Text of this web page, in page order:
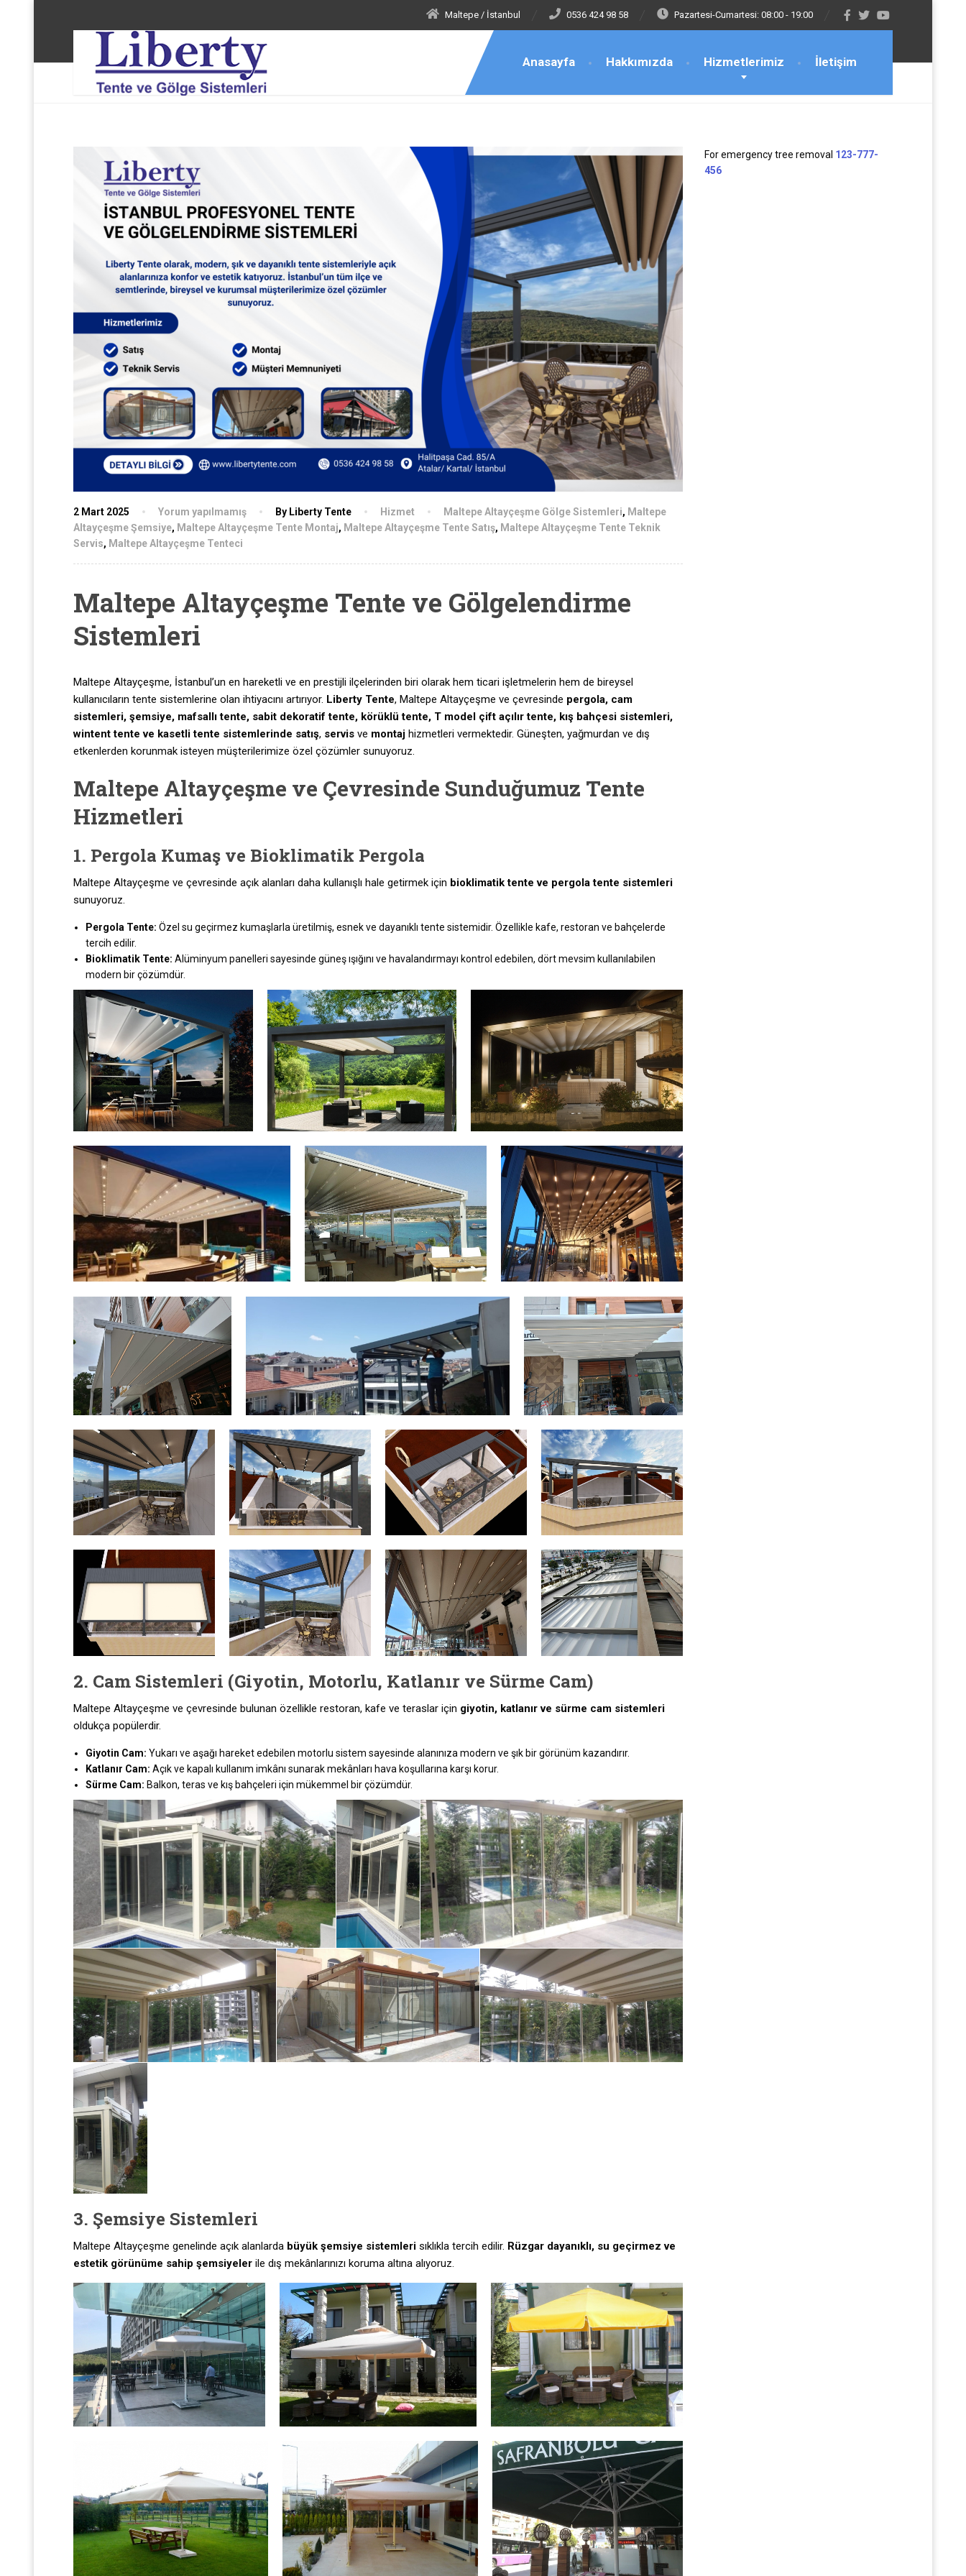
Maltepe / İstanbul 0536 424 98 58 Pazartesi-Cumartesi: 08:00 - 19:00
Anasayfa Hakkımızda Hizmetlerimiz İletişim
Liberty Tente ve Gölge Sistemleri Hizmet Maltepe Altayçeşme Tente ve Gölgelendirme Sistemleri
2 Mart 2025 Yorum yapılmamış By Liberty Tente Hizmet Maltepe Altayçeşme Gölge Sistemleri, Maltepe
Altayçeşme Şemsiye, Maltepe Altayçeşme Tente Montaj, Maltepe Altayçeşme Tente Satış, Maltepe Altayçeşme Tente Teknik
Servis, Maltepe Altayçeşme Tenteci
Maltepe Altayçeşme Tente ve Gölgelendirme
Sistemleri
Maltepe Altayçeşme, İstanbul’un en hareketli ve en prestijli ilçelerinden biri olarak hem ticari işletmelerin hem de bireysel
kullanıcıların tente sistemlerine olan ihtiyacını artırıyor. Liberty Tente, Maltepe Altayçeşme ve çevresinde pergola, cam
sistemleri, şemsiye, mafsallı tente, sabit dekoratif tente, körüklü tente, T model çift açılır tente, kış bahçesi sistemleri,
wintent tente ve kasetli tente sistemlerinde satış, servis ve montaj hizmetleri vermektedir. Güneşten, yağmurdan ve dış
etkenlerden korunmak isteyen müşterilerimize özel çözümler sunuyoruz.
Maltepe Altayçeşme ve Çevresinde Sunduğumuz Tente
Hizmetleri
1. Pergola Kumaş ve Bioklimatik Pergola
Maltepe Altayçeşme ve çevresinde açık alanları daha kullanışlı hale getirmek için bioklimatik tente ve pergola tente sistemleri
sunuyoruz.
Pergola Tente: Özel su geçirmez kumaşlarla üretilmiş, esnek ve dayanıklı tente sistemidir. Özellikle kafe, restoran ve bahçelerde
tercih edilir.
Bioklimatik Tente: Alüminyum panelleri sayesinde güneş ışığını ve havalandırmayı kontrol edebilen, dört mevsim kullanılabilen
modern bir çözümdür.
2. Cam Sistemleri (Giyotin, Motorlu, Katlanır ve Sürme Cam)
Maltepe Altayçeşme ve çevresinde bulunan özellikle restoran, kafe ve teraslar için giyotin, katlanır ve sürme cam sistemleri
oldukça popülerdir.
Giyotin Cam: Yukarı ve aşağı hareket edebilen motorlu sistem sayesinde alanınıza modern ve şık bir görünüm kazandırır.
Katlanır Cam: Açık ve kapalı kullanım imkânı sunarak mekânları hava koşullarına karşı korur.
Sürme Cam: Balkon, teras ve kış bahçeleri için mükemmel bir çözümdür.
3. Şemsiye Sistemleri
Maltepe Altayçeşme genelinde açık alanlarda büyük şemsiye sistemleri sıklıkla tercih edilir. Rüzgar dayanıklı, su geçirmez ve
estetik görünüme sahip şemsiyeler ile dış mekânlarınızı koruma altına alıyoruz.
For emergency tree removal 123-777-
456